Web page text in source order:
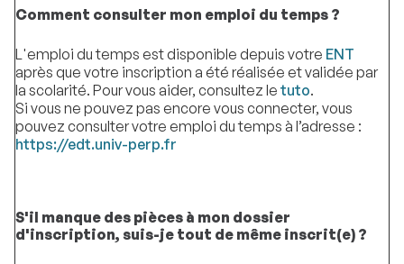
Comment consulter mon emploi du temps ?
L'emploi du temps est disponible depuis votre ENT
après que votre inscription a été réalisée et validée par
la scolarité. Pour vous aider, consultez le tuto.
Si vous ne pouvez pas encore vous connecter, vous
pouvez consulter votre emploi du temps à l’adresse :
https://edt.univ-perp.fr
S'il manque des pièces à mon dossier
d'inscription, suis-je tout de même inscrit(e) ?